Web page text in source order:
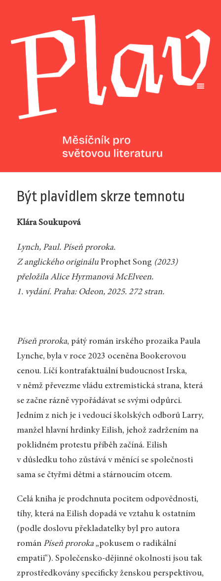
Být plavidlem skrze temnotu
Klára Soukupová
Lynch, Paul. Píseň proroka.
Z anglického originálu Prophet Song (2023)
přeložila Alice Hyrmanová McElveen.
1. vydání. Praha: Odeon, 2025. 272 stran.
Píseň proroka, pátý román irského prozaika Paula
Lynche, byla v roce 2023 oceněna Bookerovou
cenou. Líčí kontrafaktuální budoucnost Irska,
v němž převezme vládu extremistická strana, která
se začne rázně vypořádávat se svými odpůrci.
Jedním z nich je i vedoucí školských odborů Larry,
manžel hlavní hrdinky Eilish, jehož zadržením na
poklidném protestu příběh začíná. Eilish
v důsledku toho zůstává v měnící se společnosti
sama se čtyřmi dětmi a stárnoucím otcem.
Celá kniha je prodchnuta pocitem odpovědnosti,
tíhy, která na Eilish dopadá ve vztahu k ostatním
(podle doslovu překladatelky byl pro autora
román Píseň proroka„pokusem o radikální
empatii“). Společensko-dějinné okolnosti jsou tak
zprostředkovány specificky ženskou perspektivou,